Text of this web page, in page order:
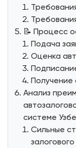
📝 Процесс
Подача
Оценка
Получение
Анализ
системе
Сильные